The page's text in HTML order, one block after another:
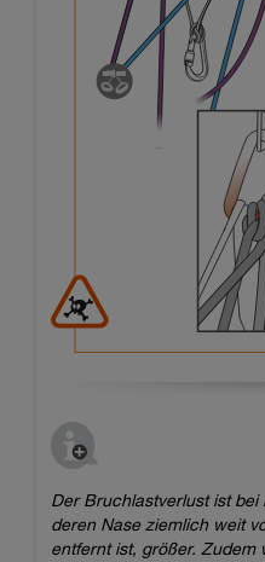
Der Bruchlastverlust ist bei
deren Nase ziemlich weit
entfernt ist, größer. Zudem